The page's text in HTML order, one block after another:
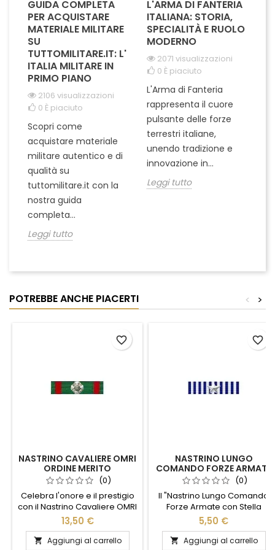
GUIDA COMPLETA
PER ACQUISTARE
MATERIALE MILITARE
SU
TUTTOMILITARE.IT: L'
ITALIA MILITARE IN
PRIMO PIANO
2106 visualizzazioni
0 È piaciuto
Scopri come
acquistare materiale
militare autentico e di
qualità su
tuttomilitare.it con la
nostra guida
completa...
Leggi tutto
L'ARMA DI FANTERIA
ITALIANA: STORIA,
SPECIALITÀ E RUOLO
MODERNO
2071 visualizzazioni
0 È piaciuto
L'Arma di Fanteria
rappresenta il cuore
pulsante delle forze
terrestri italiane,
unendo tradizione e
innovazione in...
Leggi tutto
POTREBBE ANCHE PIACERTI >
<
NASTRINO CAVALIERE OMRI
ORDINE MERITO
REPUBBLICA DAL 2001
(0)
Celebra l'onore e il prestigio
con il Nastrino Cavaliere OMRI
dell'Ordine al Merito della
Repubblica Italiana, dal 2001.
Questo distintivo elegante
13,50 €
 Aggiungi al carrello
favorite_border
NASTRINO LUNGO
COMANDO FORZE ARMATE
CON STELLA ARGENTO
(0)
Il "Nastrino Lungo Comando
Forze Armate con Stella
Argento" è un simbolo di
prestigio e dedizione.
Realizzato con materiali di
5,50 €
 Aggiungi al carrello
favorite_border